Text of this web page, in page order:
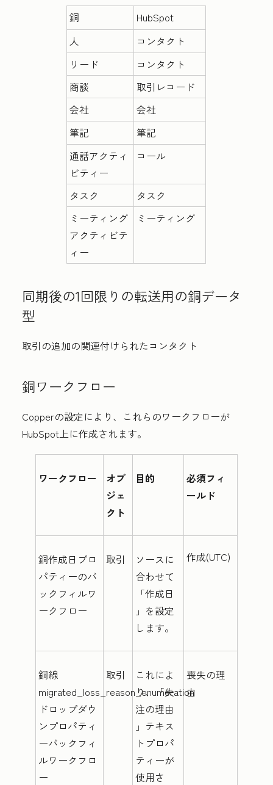
銅
HubSpot
人
コンタクト
リード
コンタクト
商談
取引レコード
会社
会社
筆記
筆記
通話アクティ
ビティー
コール
タスク
タスク
ミーティング
アクティビテ
ィー
ミーティング
同期後の1回限りの転送用の銅データ
型
取引の追加の関連付けられたコンタクト
銅ワークフロー
Copperの設定により、これらのワークフローが
HubSpot上に作成されます。
ワークフロー
オブ
ジェ
クト
目的
必須フィ
ールド
銅作成日プロ
パティーのバ
ックフィルワ
ークフロー
取引
ソースに
合わせて
「作成日
」を設定
します。
作成(UTC)
銅線
migrated_loss_reason_enumeration
ドロップダウ
ンプロパティ
ーバックフィ
ルワークフロ
ー
取引
これによ
り、「失
注の理由
」テキス
トプロパ
ティーが
使用さ
喪失の理
由